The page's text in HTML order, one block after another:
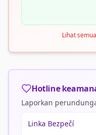
Lihat
Hotline
Laporkan
Linka Bezpečí